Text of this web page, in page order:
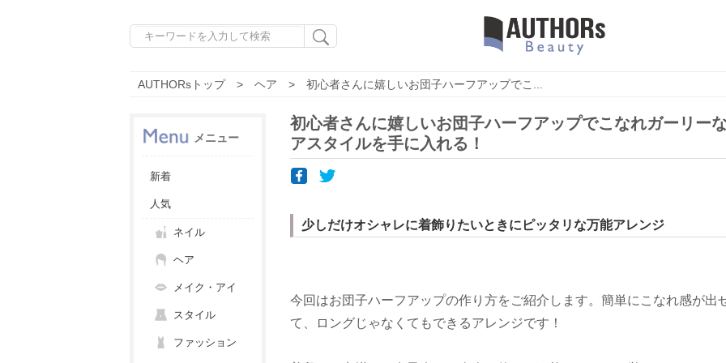
AUTHORsトップ ヘア 初心者さんに嬉しいお団子ハーフアップでこ...
メニュー
新着
人気
ネイル
ヘア
メイク・アイ
スタイル
ファッション
初心者さんに嬉しいお団子ハーフアップでこなれガーリー
アスタイルを手に入れる！
少しだけオシャレに着飾りたいときにピッタリな万能アレンジ
今回はお団子ハーフアップの作り方をご紹介します。簡単にこなれ感が出
て、ロングじゃなくてもできるアレンジです！